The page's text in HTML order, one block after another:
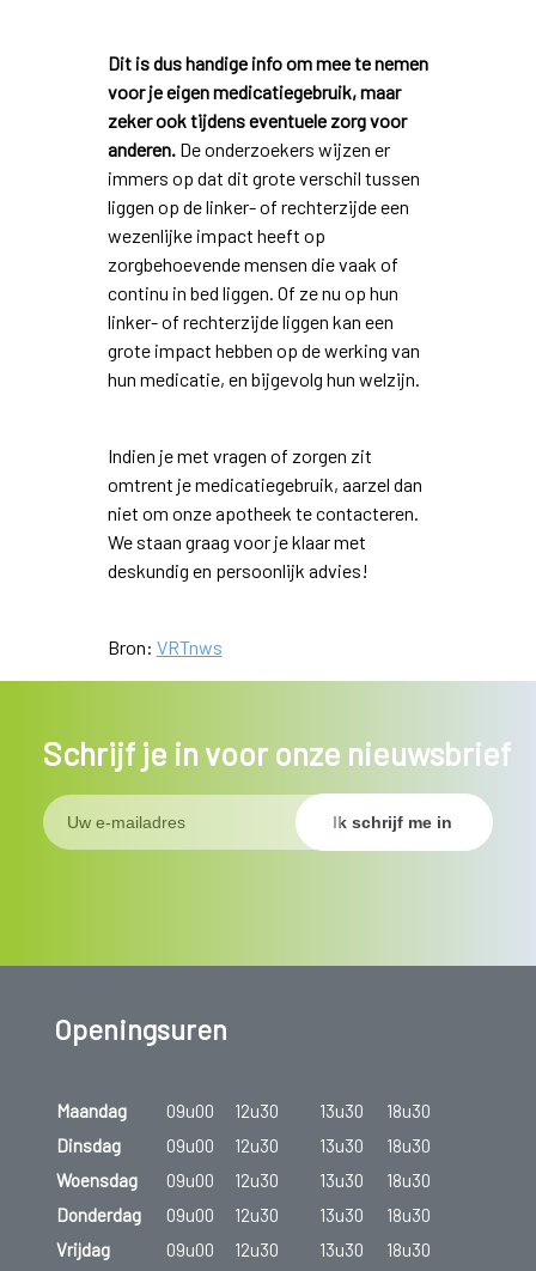
Dit is dus handige info om mee te nemen
voor je eigen medicatiegebruik, maar
zeker ook tijdens eventuele zorg voor
anderen.De onderzoekers wijzen er
immers op dat dit grote verschil tussen
liggen op de linker- of rechterzijde een
wezenlijke impact heeft op
zorgbehoevende mensen die vaak of
continu in bed liggen. Of ze nu op hun
linker- of rechterzijde liggen kan een
grote impact hebben op de werking van
hun medicatie, en bijgevolg hun welzijn.
Indien je met vragen of zorgen zit
omtrent je medicatiegebruik, aarzel dan
niet om onze apotheek te contacteren.
We staan graag voor je klaar met
deskundig en persoonlijk advies!
Bron: VRTnws
Schrijf je in voor onze nieuwsbrief
Openingsuren
Maandag 09u00 12u30 13u30
18u30
Dinsdag
09u00 12u30 13u30
18u30
Woensdag
09u00 12u30 13u30
18u30
Donderdag
09u00 12u30 13u30
18u30
Vrijdag
09u00 12u30 13u30
18u30